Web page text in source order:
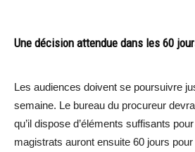
Une décision attendue dans les 60
Les audiences doivent se poursuivre
semaine. Le bureau du procureur
qu’il dispose d’éléments suffisants
magistrats auront ensuite 60 jours